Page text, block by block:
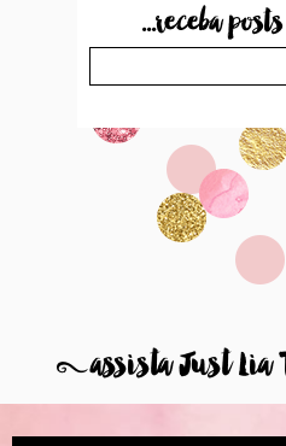
...receba
8assista Just Lia